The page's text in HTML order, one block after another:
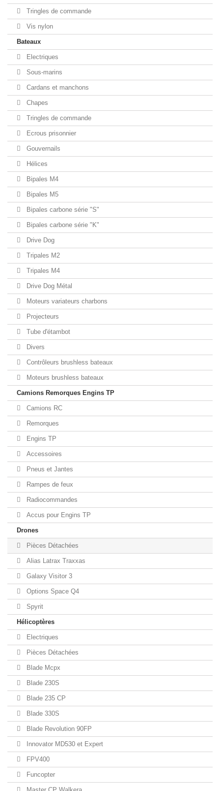
Tringles de commande
Vis nylon
Bateaux
Electriques
Sous-marins
Cardans et manchons
Chapes
Tringles de commande
Ecrous prisonnier
Gouvernails
Hélices
Bipales M4
Bipales M5
Bipales carbone série "S"
Bipales carbone série "K"
Drive Dog
Tripales M2
Tripales M4
Drive Dog Métal
Moteurs variateurs charbons
Projecteurs
Tube d'étambot
Divers
Contrôleurs brushless bateaux
Moteurs brushless bateaux
Camions Remorques Engins TP
Camions RC
Remorques
Engins TP
Accessoires
Pneus et Jantes
Rampes de feux
Radiocommandes
Accus pour Engins TP
Drones
Pièces Détachées
Alias Latrax Traxxas
Galaxy Visitor 3
Options Space Q4
Spyrit
Hélicoptères
Electriques
Pièces Détachées
Blade Mcpx
Blade 230S
Blade 235 CP
Blade 330S
Blade Revolution 90FP
Innovator MD530 et Expert
FPV400
Funcopter